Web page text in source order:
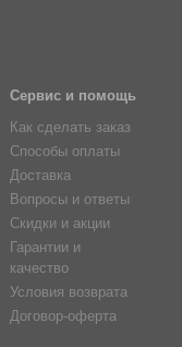
Сервис и помощь
Как сделать заказ
Способы оплаты
Доставка
Вопросы и ответы
Скидки и акции
Гарантии и
качество
Условия возврата
Договор-оферта